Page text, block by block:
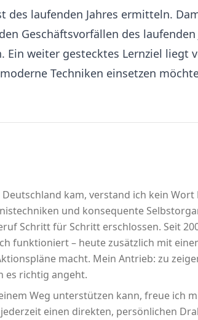
des laufenden Jahres ermitteln.
Geschäftsvorfällen des laufenden
weiter gestecktes Lernziel liegt
Techniken einsetzen
Deutschland kam, verstand ich kein
und konsequente
Schritt für Schritt erschlossen. Seit
funktioniert – heute zusätzlich mit
macht. Mein Antrieb: zu
es richtig angeht.
Weg unterstützen kann, freue ich
einen direkten, persönlichen